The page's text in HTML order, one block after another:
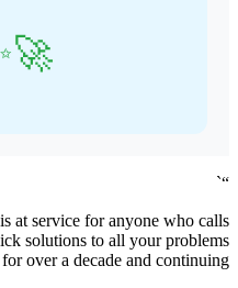
“`
at service for anyone who calls
solutions to all your problems
over a decade and continuing